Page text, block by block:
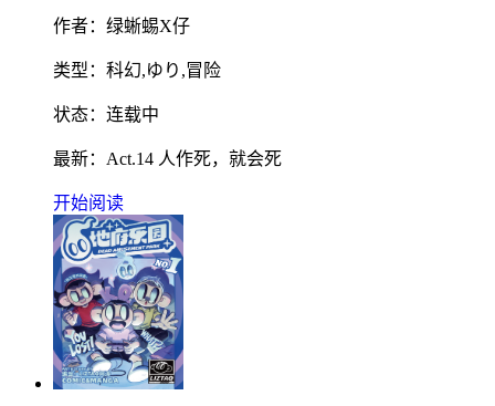
作者：绿蜥蜴X仔
类型：科幻,ゆり,冒险
状态：连载中
最新：Act.14 人作死，就会死
开始阅读